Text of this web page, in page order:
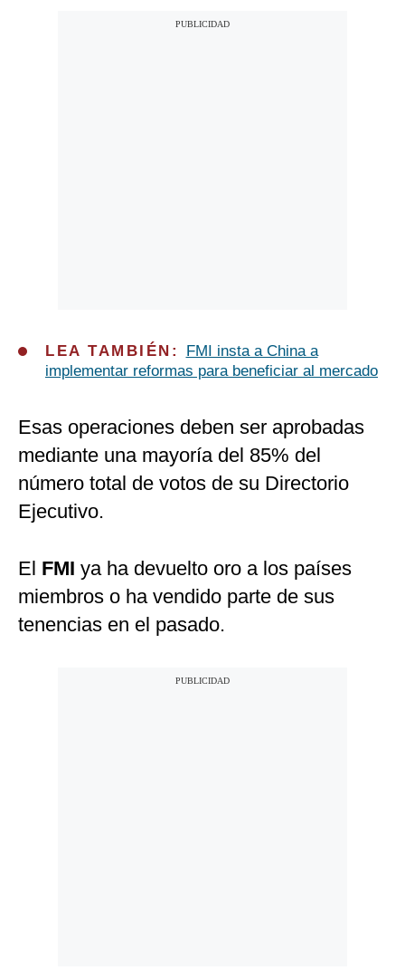
LEA TAMBIÉN:
FMI insta a China a
implementar reformas para beneficiar al mercado
Esas operaciones deben ser aprobadas
mediante una mayoría del 85% del
número total de votos de su Directorio
Ejecutivo.
El FMI ya ha devuelto oro a los países
miembros o ha vendido parte de sus
tenencias en el pasado.